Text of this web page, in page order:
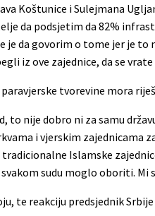
Koštunice i Sulejmana
da podsjetim da 82%
je da govorim o tome jer je
iz ove zajednice, da se
tvorevine mora
to nije dobro ni za samu
i vjerskim zajednicama
tradicionalne Islamske
sudu moglo oboriti.
te reakciju predsjednik Srbije